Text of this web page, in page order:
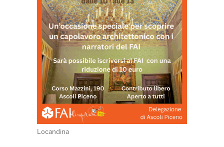
Locandina